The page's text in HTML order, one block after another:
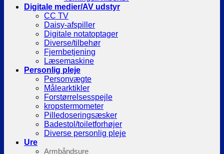
Digitale medier/AV udstyr
CC TV
Daisy-afspiller
Digitale notatoptager
Diverse/tilbehør
Fjernbetjening
Læsemaskine
Personlig pleje
Personvægte
Målearktikler
Forstørrelsesspejle
kropstermometer
Pilledoseringsæsker
Badestol/toiletforhøjer
Diverse personlig pleje
Ure
Armbåndsure